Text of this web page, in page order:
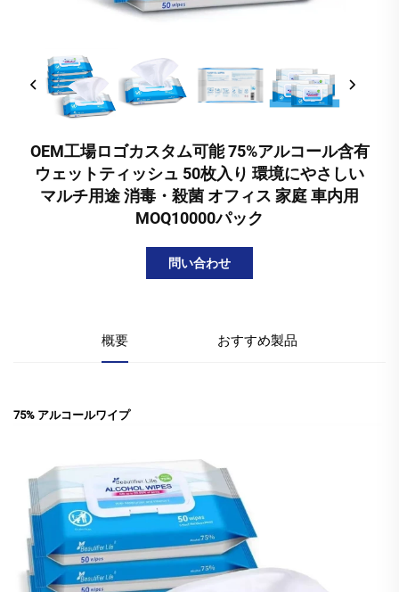
OEM工場ロゴカスタム可能 75%アルコール含有
ウェットティッシュ 50枚入り 環境にやさしい
マルチ用途 消毒・殺菌 オフィス 家庭 車内用
MOQ10000パック
問い合わせ
概要 おすすめ製品
75% アルコールワイプ